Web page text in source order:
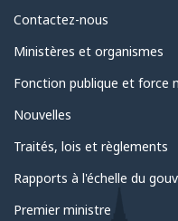
Au
sujet
du
gouvernement
Contactez-nous
Ministères et organismes
Fonction publique et force
Nouvelles
Traités, lois et règlements
Rapports à l'échelle du
Premier ministre